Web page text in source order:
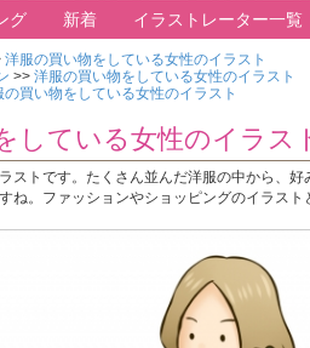
グ 新着 イラストレーター一覧
洋服の買い物をしている女性のイラスト
>> 洋服の買い物をしている女性のイラスト
の買い物をしている女性のイラスト
している女性のイラス
ストです。たくさん並んだ洋服の中から、
ね。ファッションやショッピングのイラス